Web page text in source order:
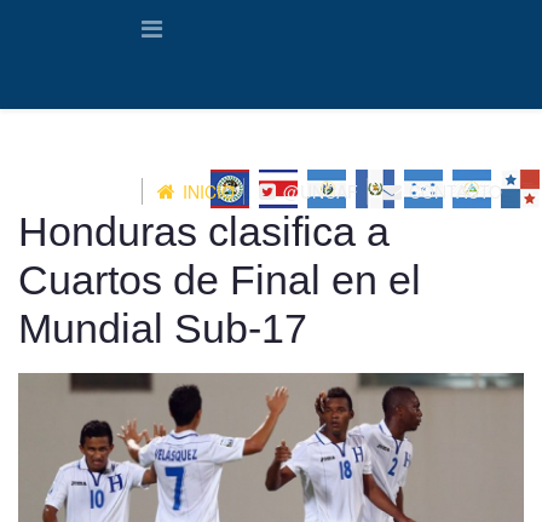
INICIO @UNCAF CONTACTO
Honduras clasifica a
Cuartos de Final en el
Mundial Sub-17